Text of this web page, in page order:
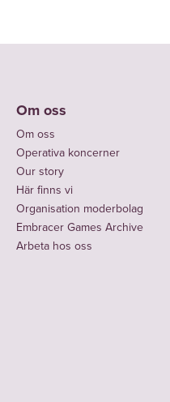
Om oss
Om oss
Operativa koncerner
Our story
Här finns vi
Organisation moderbolag
Embracer Games Archive
Arbeta hos oss